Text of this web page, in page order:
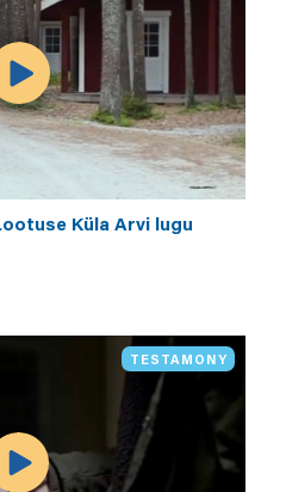
Küla Arvi lugu
TESTAMONY